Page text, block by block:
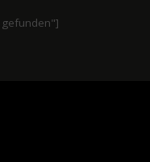
gefunden"]